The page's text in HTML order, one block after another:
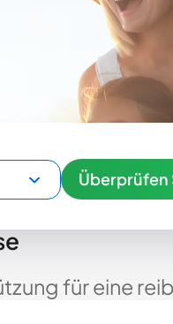
Überprüfen
für eine